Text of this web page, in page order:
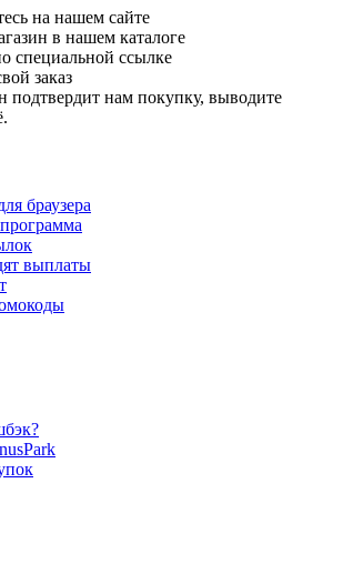
на нашем сайте
в нашем каталоге
специальной ссылке
заказ
подтвердит нам покупку, выводите
браузера
выплаты